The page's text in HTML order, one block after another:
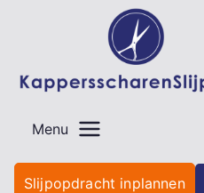
Menu
Slijpopdracht inplannen